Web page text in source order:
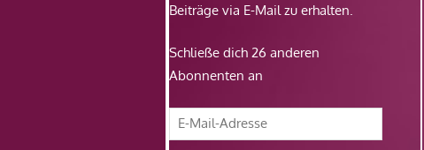
Beiträge via E-Mail zu erhalten.
Schließe dich 26 anderen
Abonnenten an
E-
Mail-